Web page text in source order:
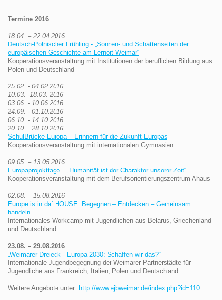
Termine 2016
18.04. – 22.04.2016
Deutsch-Polnischer Frühling - „Sonnen- und Schattenseiten der
europäischen Geschichte am Lernort Weimar“
Kooperationsveranstaltung mit Institutionen der beruflichen Bildung aus
Polen und Deutschland
25.02. - 04.02.2016
10.03. -18.03. 2016
03.06. - 10.06.2016
24.09. - 01.10.2016
06.10. - 14.10.2016
20.10. - 28.10.2016
SchulBrücke Europa – Erinnern für die Zukunft Europas
Kooperationsveranstaltung mit internationalen Gymnasien
09.05. – 13.05.2016
Europaprojekttage – „Humanität ist der Charakter unserer Zeit“
Kooperationsveranstaltung mit dem Berufsorientierungszentrum Ahaus
02.08. – 15.08.2016
Europe is in da´ HOUSE: Begegnen – Entdecken – Gemeinsam
handeln
Internationales Workcamp mit Jugendlichen aus Belarus, Griechenland
und Deutschland
23.08. – 29.08.2016
„Weimarer Dreieck - Europa 2030: Schaffen wir das?“
Internationale Jugendbegegnung der Weimarer Partnerstädte für
Jugendliche aus Frankreich, Italien, Polen und Deutschland
Weitere Angebote unter: http://www.ejbweimar.de/index.php?id=110